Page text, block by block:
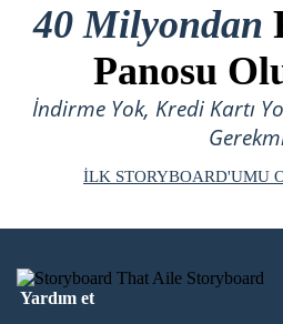
40 Milyondan
Panosu
İndirme Yok, Kredi Kartı
İLK STORYBOARD'UMU
Yardım et